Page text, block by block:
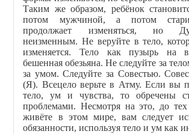
Таким же образом, ребёнок
потом мужчиной, а потом
продолжает изменяться, но
неизменным. Не веруйте в тело,
изменяется. Тело как пузырь на
бешенная обезьяна. Не следуйте за
за умом. Следуйте за Совестью.
(Я). Всецело верьте в Атму. Если вы
тело, ум и чувства, то обречены
проблемами. Несмотря на это, до
живёте в этом мире, вам следует
обязанности, используя тело и ум как